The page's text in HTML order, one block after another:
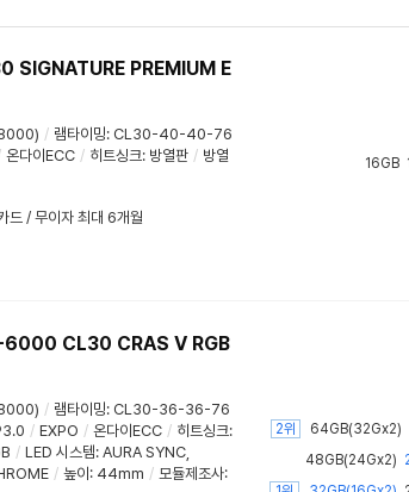
PREMIUM E
/ 램타이밍: CL30-40-40-76
온다이ECC / 히트싱크: 방열판 / 방열
드 / 무이자 최대 6개월
16GB
6000 CL30 CRAS V RGB
/ 램타이밍: CL30-36-36-76
/ EXPO / 온다이ECC / 히트싱크:
/ LED 시스템: AURA SYNC
/ 높이: 44mm / 모듈제조사:
2위 64GB(32Gx2)
48GB(24Gx2)